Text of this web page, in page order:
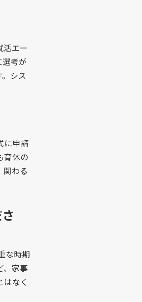
エー
考が
シス
に申請
育休の
わる
な時期
、家事
なく